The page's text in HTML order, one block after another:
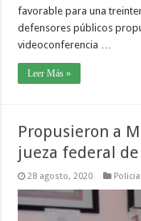
favorable para una
defensores públicos
videoconferencia …
Leer Más »
Propusieron a
jueza federal
28 agosto, 2020